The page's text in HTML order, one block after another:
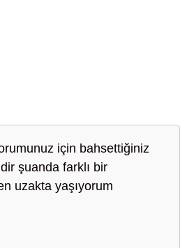
için bahsettiğiniz
şuanda farklı bir
uzakta yaşıyorum